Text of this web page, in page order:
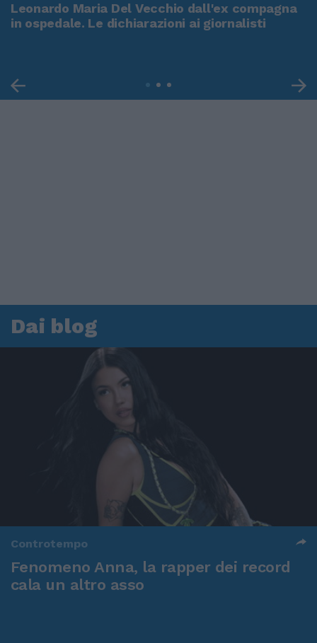
Leonardo Maria Del Vecchio dall'ex compagna
in ospedale. Le dichiarazioni ai giornalisti
Dai blog
Controtempo
Fenomeno Anna, la rapper dei record
cala un altro asso